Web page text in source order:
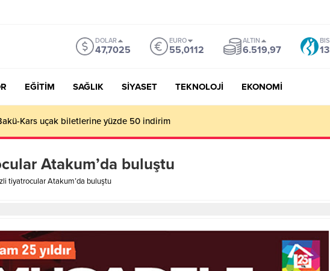
DOLAR
47,7025
EURO
55,0112
ALTIN
6.519,97
EĞİTİM SAĞLIK SİYASET TEKNOLOJİ EKONOMİ
Kars uçak biletlerine yüzde 50 indirim
Atakum’da buluştu
tiyatrocular Atakum’da buluştu